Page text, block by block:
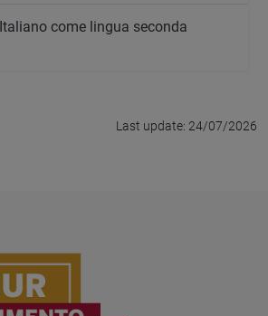
come lingua seconda
Last update: 24/07/2026